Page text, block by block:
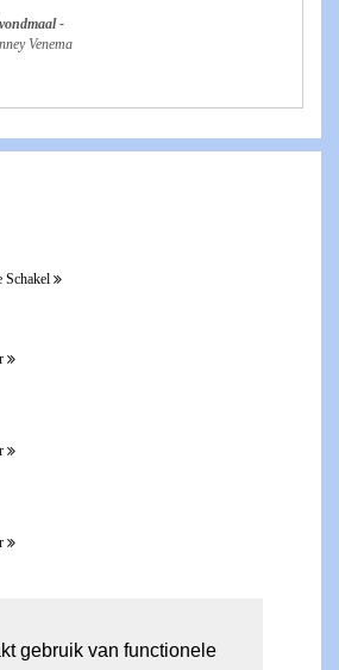
gebruik van functionele
-
Venema
Schakel